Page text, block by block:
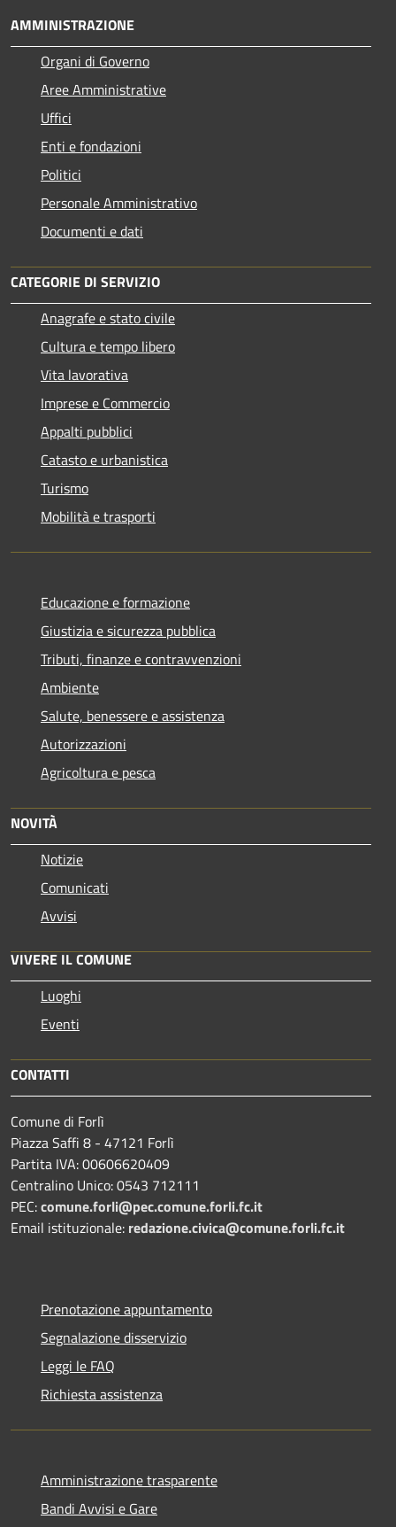
AMMINISTRAZIONE
Organi di Governo
Aree Amministrative
Uffici
Enti e fondazioni
Politici
Personale Amministrativo
Documenti e dati
CATEGORIE DI SERVIZIO
Anagrafe e stato civile
Cultura e tempo libero
Vita lavorativa
Imprese e Commercio
Appalti pubblici
Catasto e urbanistica
Turismo
Mobilità e trasporti
Educazione e formazione
Giustizia e sicurezza pubblica
Tributi, finanze e contravvenzioni
Ambiente
Salute, benessere e assistenza
Autorizzazioni
Agricoltura e pesca
NOVITÀ
Notizie
Comunicati
Avvisi
VIVERE IL COMUNE
Luoghi
Eventi
CONTATTI
Comune di Forlì
Piazza Saffi 8 - 47121 Forlì
Partita IVA: 00606620409
Centralino Unico: 0543 712111
PEC:comune.forli@pec.comune.forli.fc.it
Email istituzionale: redazione.civica@comune.forli.fc.it
Prenotazione appuntamento
Segnalazione disservizio
Leggi le FAQ
Richiesta assistenza
Amministrazione trasparente
Bandi Avvisi e Gare